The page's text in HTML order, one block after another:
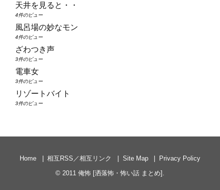
天井を見ると・・
4件のビュー
風呂場の妙なモン
4件のビュー
ざわつき声
3件のビュー
電車女
3件のビュー
リゾートバイト
3件のビュー
Home 相互RSS／相互リンク Site Map
Privacy Policy
© 2011 俺怖 [洒落怖・怖い話 まとめ] .